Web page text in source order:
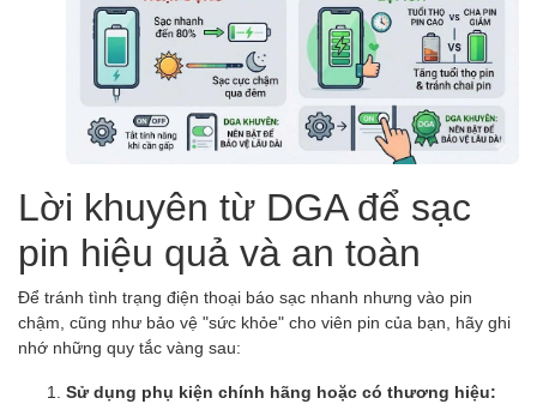
Lời khuyên từ DGA để sạc
pin hiệu quả và an toàn
Để tránh tình trạng điện thoại báo sạc nhanh nhưng vào pin
chậm, cũng như bảo vệ "sức khỏe" cho viên pin của bạn, hãy ghi
nhớ những quy tắc vàng sau:
Sử dụng phụ kiện chính hãng hoặc có thương hiệu: